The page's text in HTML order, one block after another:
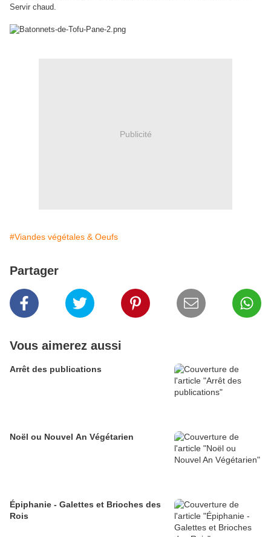
Servir chaud.
Publicité
#Viandes végétales & Oeufs
Partager
Vous aimerez aussi
Arrêt des publications
Noël ou Nouvel An Végétarien
Épiphanie - Galettes et Brioches des
Rois